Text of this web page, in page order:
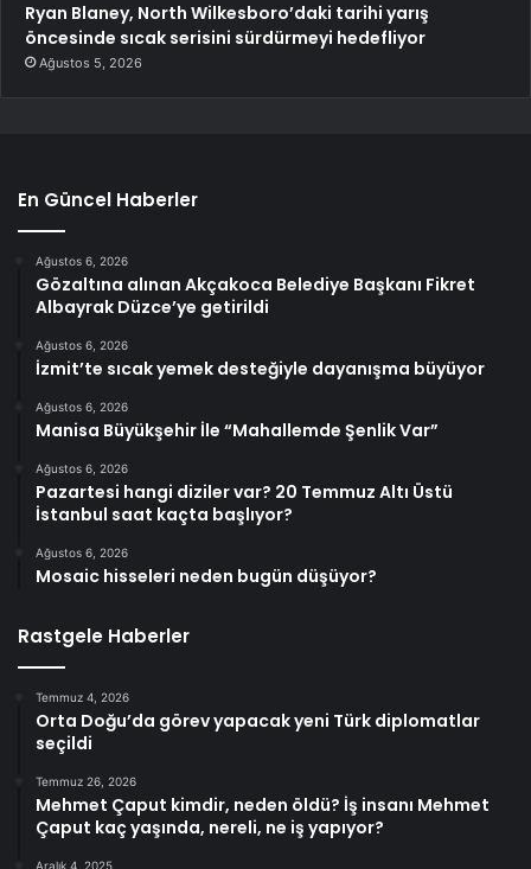
Ryan Blaney, North Wilkesboro’daki tarihi yarış
öncesinde sıcak serisini sürdürmeyi hedefliyor
Ağustos 5, 2026
En Güncel Haberler
Ağustos 6, 2026
Gözaltına alınan Akçakoca Belediye Başkanı Fikret
Albayrak Düzce’ye getirildi
Ağustos 6, 2026
İzmit’te sıcak yemek desteğiyle dayanışma büyüyor
Ağustos 6, 2026
Manisa Büyükşehir İle “Mahallemde Şenlik Var”
Ağustos 6, 2026
Pazartesi hangi diziler var? 20 Temmuz Altı Üstü
İstanbul saat kaçta başlıyor?
Ağustos 6, 2026
Mosaic hisseleri neden bugün düşüyor?
Rastgele Haberler
Temmuz 4, 2026
Orta Doğu’da görev yapacak yeni Türk diplomatlar
seçildi
Temmuz 26, 2026
Mehmet Çaput kimdir, neden öldü? İş insanı Mehmet
Çaput kaç yaşında, nereli, ne iş yapıyor?
Aralık 4, 2025